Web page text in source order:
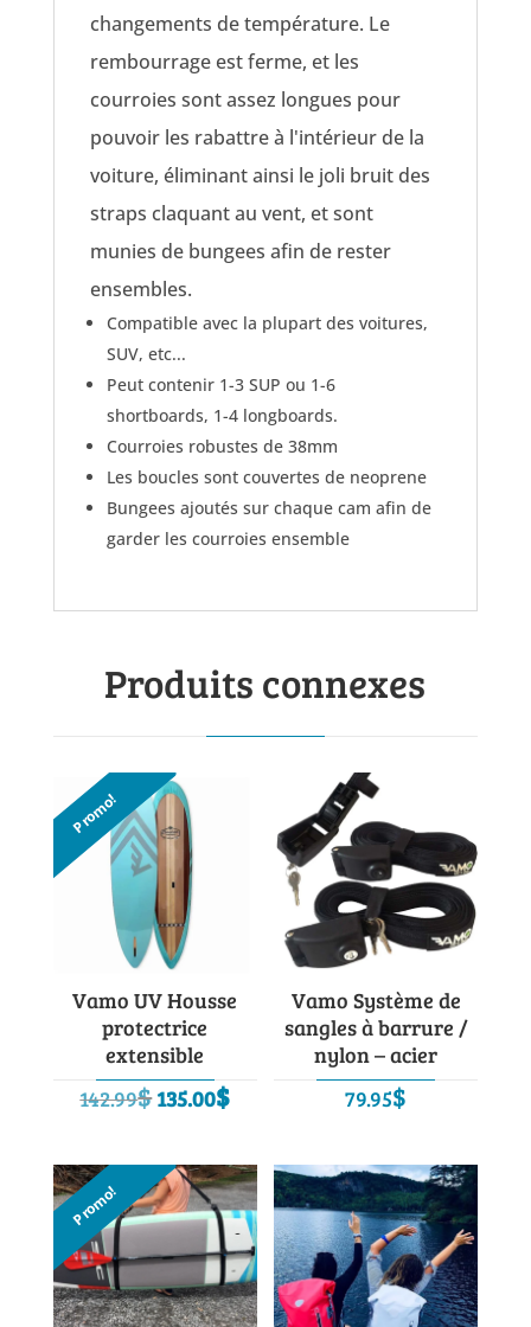
changements de température. Le
rembourrage est ferme, et les
courroies sont assez longues pour
pouvoir les rabattre à l'intérieur de la
voiture, éliminant ainsi le joli bruit des
straps claquant au vent, et sont
munies de bungees afin de rester
ensembles.
Compatible avec la plupart des voitures,
SUV, etc...
Peut contenir 1-3 SUP ou 1-6
shortboards, 1-4 longboards.
Courroies robustes de 38mm
Les boucles sont couvertes de neoprene
Bungees ajoutés sur chaque cam afin de
garder les courroies ensemble
Produits connexes
Promo!
Vamo UV Housse
protectrice
extensible
142.99$Le
initial
était :
142.99$.
135.00$Le
actuel
est :
135.00$.
Vamo Système de
sangles à barrure /
nylon – acier
79.95$
Promo!